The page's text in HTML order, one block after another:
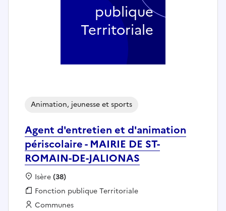
Agent d'entretien et d'animation
périscolaire - MAIRIE DE ST-
ROMAIN-DE-JALIONAS
Animation, jeunesse et sports
Localisation :
Isère(38)
Fonction publique :
Fonction publique Territoriale
Employeur :
Communes
publique
Territoriale